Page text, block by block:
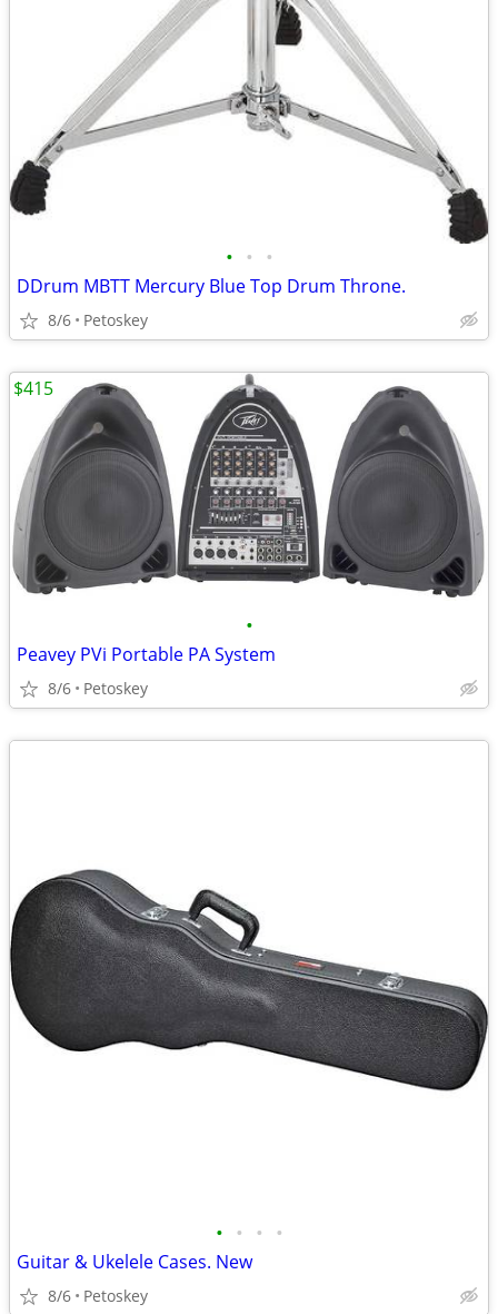
• • •
DDrum MBTT Mercury Blue Top Drum Throne.
8/6 Petoskey
•
Peavey PVi Portable PA System
8/6 Petoskey
$415
• • • •
Guitar & Ukelele Cases. New
8/6 Petoskey